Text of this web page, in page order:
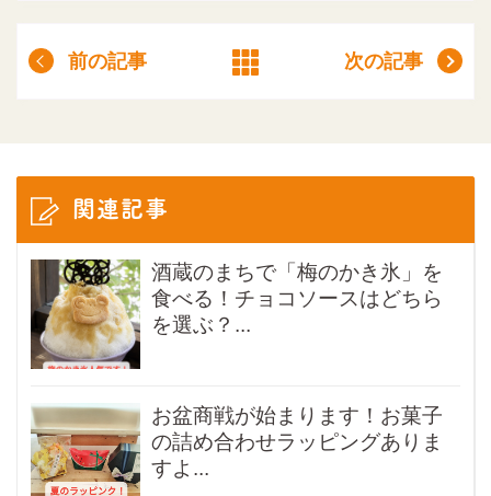
前の記事 次の記事
関連記事
酒蔵のまちで「梅のかき氷」を
食べる！チョコソースはどちら
を選ぶ？...
お盆商戦が始まります！お菓子
の詰め合わせラッピングありま
すよ...